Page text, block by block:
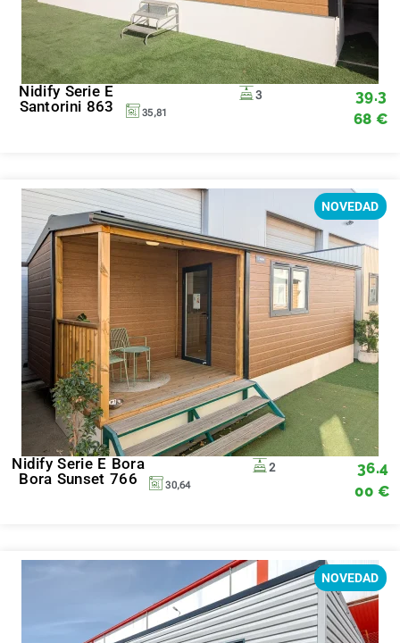
Nidify Serie E
Santorini 863
35,81
3
39.3
68€
NOVEDAD
Nidify Serie E Bora
Bora Sunset 766
30,64
2
36.4
00€
NOVEDAD